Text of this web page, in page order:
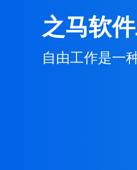
之马软
自由工作是一